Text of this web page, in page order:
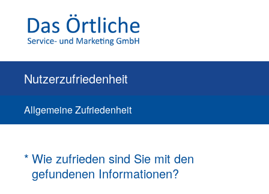
Nutzerzufriedenheit
Allgemeine Zufriedenheit
* Wie zufrieden sind Sie mit den
gefundenen Informationen?
(Erforderlich.)